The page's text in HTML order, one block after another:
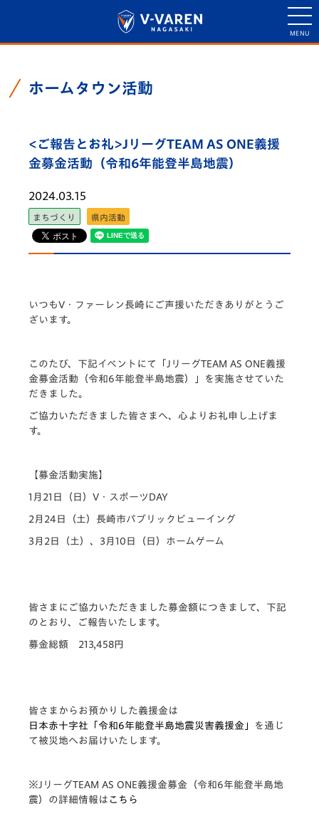
ホームタウン活動
<ご報告とお礼>JリーグTEAM AS ONE義援
金募金活動（令和6年能登半島地震）
2024.03.15
まちづくり 県内活動
いつもV・ファーレン長崎にご声援いただきありがとうご
ざいます。
このたび、下記イベントにて「JリーグTEAM AS ONE義援
金募金活動（令和6年能登半島地震）」を実施させていた
だきました。
ご協力いただきました皆さまへ、心よりお礼申し上げま
す。
【募金活動実施】
1月21日（日）V・スポーツDAY
2月24日（土）長崎市パブリックビューイング
3月2日（土）、3月10日（日）ホームゲーム
皆さまにご協力いただきました募金額につきまして、下記
のとおり、ご報告いたします。
募金総額 213,458円
皆さまからお預かりした義援金は
日本赤十字社「令和6年能登半島地震災害義援金」
を通じ
て被災地へお届けいたします。
※JリーグTEAM AS ONE義援金募金（令和6年能登半島地
震）の詳細情報は こちら